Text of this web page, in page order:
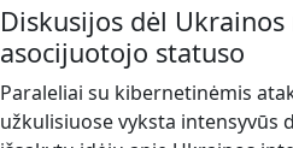
Diskusijos dėl
asocijuotojo statuso
Paraleliai su kibernetinėmis
užkulisiuose vyksta intensyvūs